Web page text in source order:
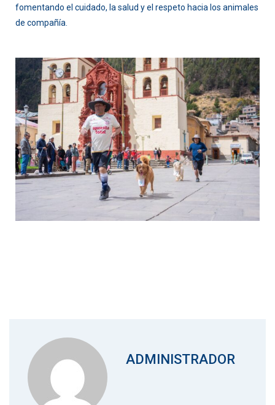
fomentando el cuidado, la salud y el respeto hacia los animales
de compañía.
ADMINISTRADOR